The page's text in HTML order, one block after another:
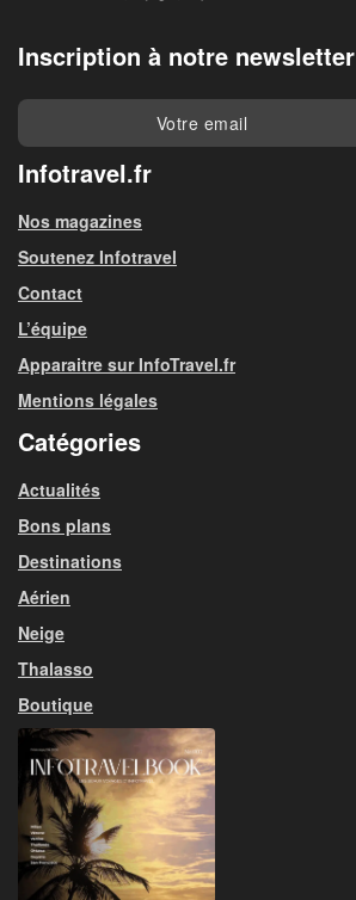
Inscription à notre newsletter
Infotravel.fr
Nos magazines
Soutenez Infotravel
Contact
L’équipe
Apparaitre sur InfoTravel.fr
Mentions légales
Catégories
Actualités
Bons plans
Destinations
Aérien
Neige
Thalasso
Boutique